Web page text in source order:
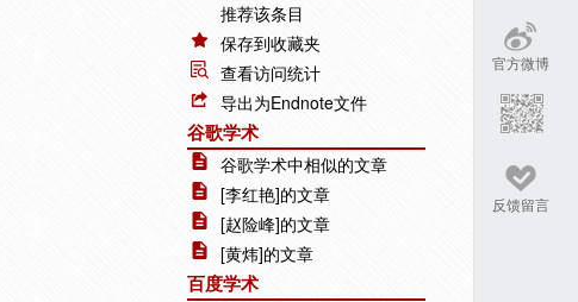
官方微博
反馈留言
推荐该条目
保存到收藏夹
查看访问统计
导出为Endnote文件
谷歌学术
谷歌学术中相似的文章
[李红艳]的文章
[赵险峰]的文章
[黄炜]的文章
百度学术